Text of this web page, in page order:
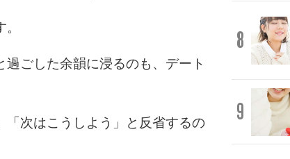
ごした余韻に浸るのも、デート
「次はこうしよう」と反省するの
8
9